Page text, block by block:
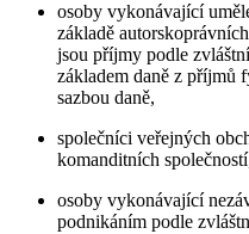
osoby vykonávající
základě
jsou příjmy podle
základem daně z příjmů
sazbou daně,
společníci veřejných
komanditních
osoby vykonávající
podnikáním podle